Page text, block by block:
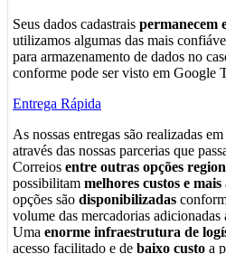
Seus dados cadastrais permanecem
utilizamos algumas das mais
para armazenamento de dados no
conforme pode ser visto em Google
Entrega Rápida
As nossas entregas são realizadas em
através das nossas parcerias que
Correios entre outras opções
possibilitam melhores custos e
opções são disponibilizadas
volume das mercadorias adicionadas
Uma enorme infraestrutura de
acesso facilitado e de baixo custo a